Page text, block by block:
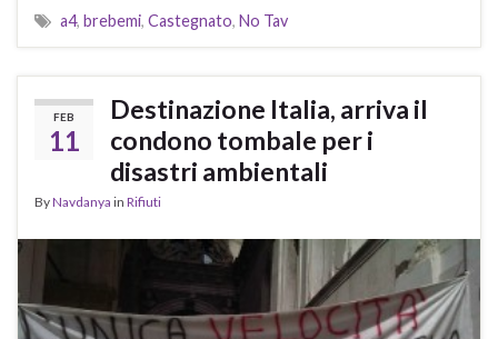
a4, brebemi, Castegnato, No Tav
FEB
11
Destinazione Italia, arriva il
condono tombale per i
disastri ambientali
ByNavdanya in Rifiuti